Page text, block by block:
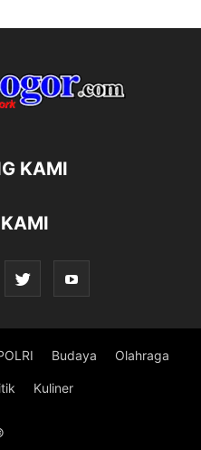
KAMI
Budaya Olahraga
Kuliner